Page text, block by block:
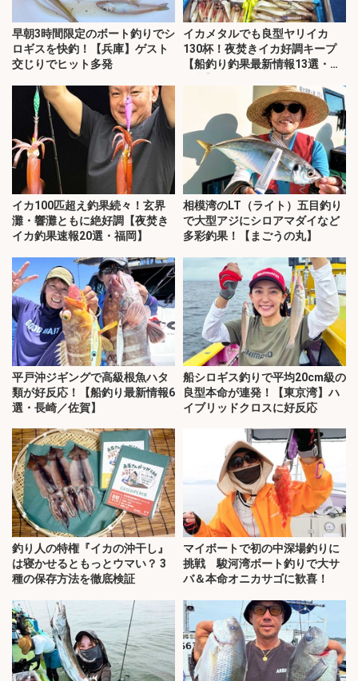
早朝3時間限定のボート釣りでシ
ロギスを快釣！【兵庫】ゲスト
交じりでヒット多発
イカメタルでも良型ヤリイカ
130杯！夜焚きイカ好調キープ
【船釣り釣果最新情報13選・玄
イカ100匹超え釣果続々！玄界
灘・響灘ともに絶好調【夜焚き
イカ釣果速報20選・福岡】
相模湾のLT（ライト）五目釣り
で大型アジにシロアマダイなど
多彩釣果！【まごうの丸】
平戸沖ジギングで高級根魚ハタ
類が好反応！【船釣り最新情報6
選・長崎／佐賀】
船シロギス釣りで平均20cm級の
良型本命が連発！【東京湾】ハ
イブリッドクロスに好反応
釣り人の特権『イカの沖干し』
は寝かせるともっとウマい？ 3
種の保存方法を徹底検証
マイボートで初の中深場釣りに
挑戦 駿河湾ボート釣りで大サ
バ＆本命オニカサゴに歓喜！